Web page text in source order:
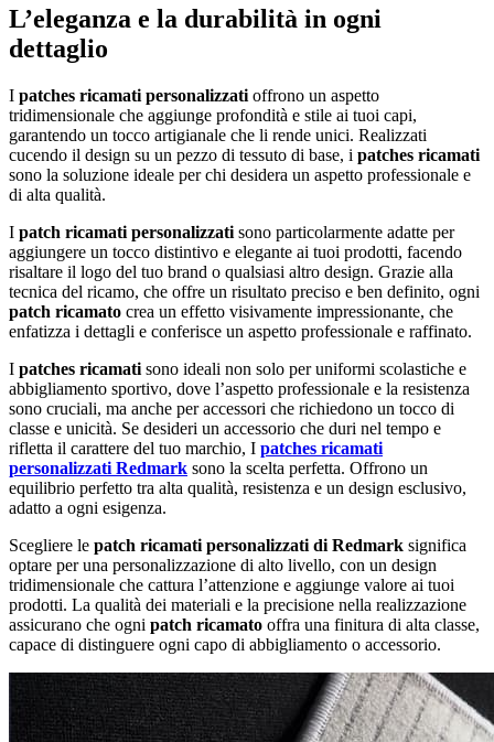
L’eleganza e la durabilità in ogni
dettaglio
I patches ricamati personalizzati offrono un aspetto
tridimensionale che aggiunge profondità e stile ai tuoi capi,
garantendo un tocco artigianale che li rende unici. Realizzati
cucendo il design su un pezzo di tessuto di base, i patches ricamati
sono la soluzione ideale per chi desidera un aspetto professionale e
di alta qualità.
I patch ricamati personalizzati sono particolarmente adatte per
aggiungere un tocco distintivo e elegante ai tuoi prodotti, facendo
risaltare il logo del tuo brand o qualsiasi altro design. Grazie alla
tecnica del ricamo, che offre un risultato preciso e ben definito, ogni
patch ricamato crea un effetto visivamente impressionante, che
enfatizza i dettagli e conferisce un aspetto professionale e raffinato.
I patches ricamati sono ideali non solo per uniformi scolastiche e
abbigliamento sportivo, dove l’aspetto professionale e la resistenza
sono cruciali, ma anche per accessori che richiedono un tocco di
classe e unicità. Se desideri un accessorio che duri nel tempo e
rifletta il carattere del tuo marchio, I patches ricamati
personalizzati Redmark sono la scelta perfetta. Offrono un
equilibrio perfetto tra alta qualità, resistenza e un design esclusivo,
adatto a ogni esigenza.
Scegliere le patch ricamati personalizzati di Redmark significa
optare per una personalizzazione di alto livello, con un design
tridimensionale che cattura l’attenzione e aggiunge valore ai tuoi
prodotti. La qualità dei materiali e la precisione nella realizzazione
assicurano che ogni patch ricamato offra una finitura di alta classe,
capace di distinguere ogni capo di abbigliamento o accessorio.